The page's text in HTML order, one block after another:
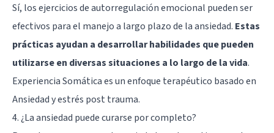
Sí, los ejercicios de autorregulación emocional pueden ser
efectivos para el manejo a largo plazo de la ansiedad. Estas
prácticas ayudan a desarrollar habilidades que pueden
utilizarse en diversas situaciones a lo largo de la vida.
Experiencia Somática es un enfoque terapéutico basado en
Ansiedad y estrés post trauma.
4. ¿La ansiedad puede curarse por completo?